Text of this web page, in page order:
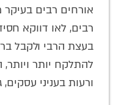
אורחים רבים בעיקר
רבים, לאו דווקא
בעצת הרבי ולקבל
להתלקח יותר
ורעות בעניני